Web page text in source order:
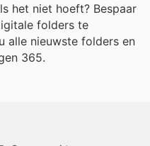
het niet hoeft? Bespaar
folders te
alle nieuwste folders en
365.